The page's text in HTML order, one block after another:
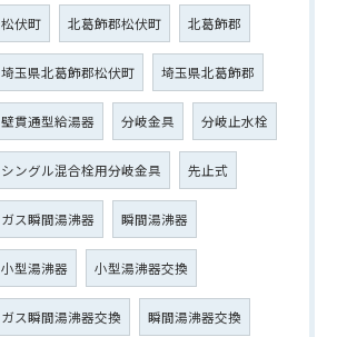
松伏町 北葛飾郡松伏町 北葛飾郡
埼玉県北葛飾郡松伏町 埼玉県北葛飾郡
壁貫通型給湯器 分岐金具 分岐止水栓
シングル混合栓用分岐金具 先止式
ガス瞬間湯沸器 瞬間湯沸器
小型湯沸器 小型湯沸器交換
ガス瞬間湯沸器交換 瞬間湯沸器交換